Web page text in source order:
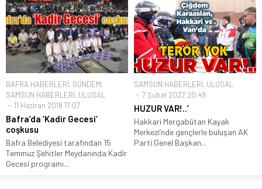
BAFRA HABERLERİ, GÜNDEM,
SAMSUN HABERLERİ, ULUSAL
11 Haziran 2018 17:07
Bafra’da ‘Kadir Gecesi’
coşkusu
Bafra Belediyesi tarafından 15
Temmuz Şehitler Meydanında Kadir
Gecesi programı...
SAMSUN HABERLERİ, ULUSAL
7 Şubat 2022 20:49
HUZUR VAR!..’
Hakkari Mergabütan Kayak
Merkezi’nde gençlerle buluşan AK
Parti Genel Başkan...